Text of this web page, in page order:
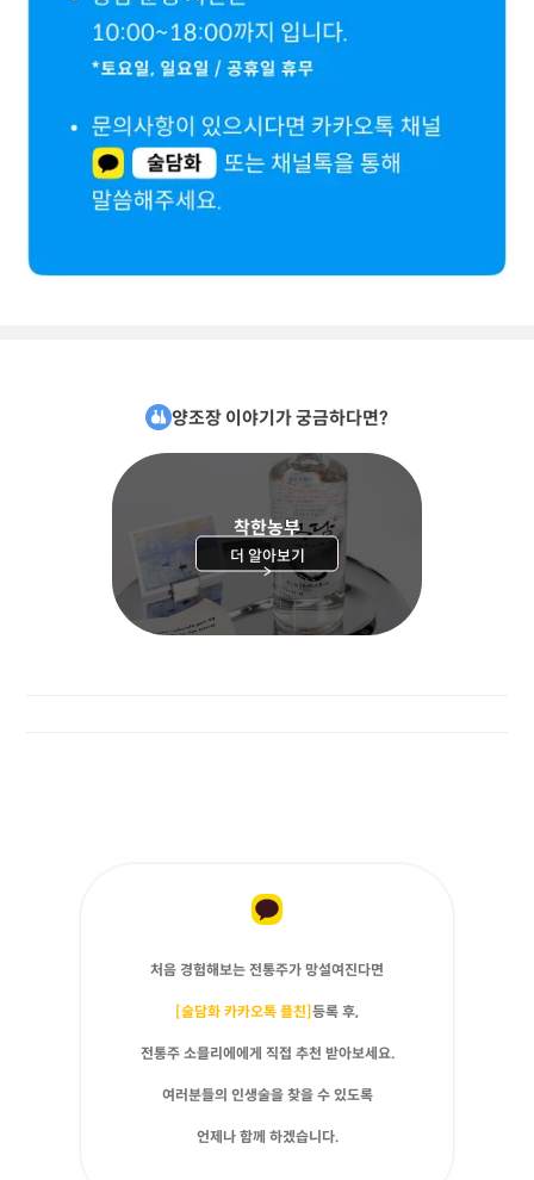
양조장 이야기가 궁금하다면?
착한농부
더 알아보기
>
처음 경험해보는 전통주가 망설여진다면
[술담화 카카오톡 플친] 등록 후,
전통주 소믈리에에게 직접 추천 받아보세요.
여러분들의 인생술을 찾을 수 있도록
언제나 함께 하겠습니다.